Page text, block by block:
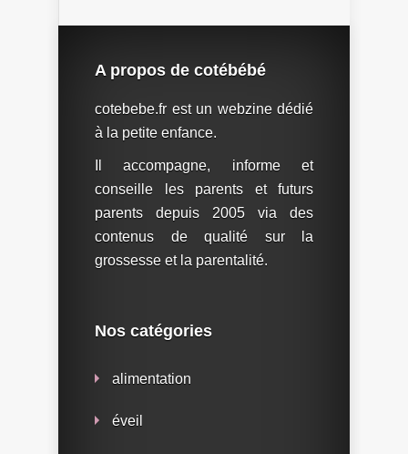
A propos de cotébébé
cotebebe.fr est un webzine dédié
à la petite enfance.
Il accompagne, informe et
conseille les parents et futurs
parents depuis 2005 via des
contenus de qualité sur la
grossesse et la parentalité.
Nos catégories
alimentation
éveil